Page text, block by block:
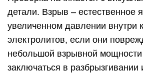
детали. Взрыв – естественное
увеличенном давлении внутри
электролитов, если они
небольшой взрывной мощности
заключаться в